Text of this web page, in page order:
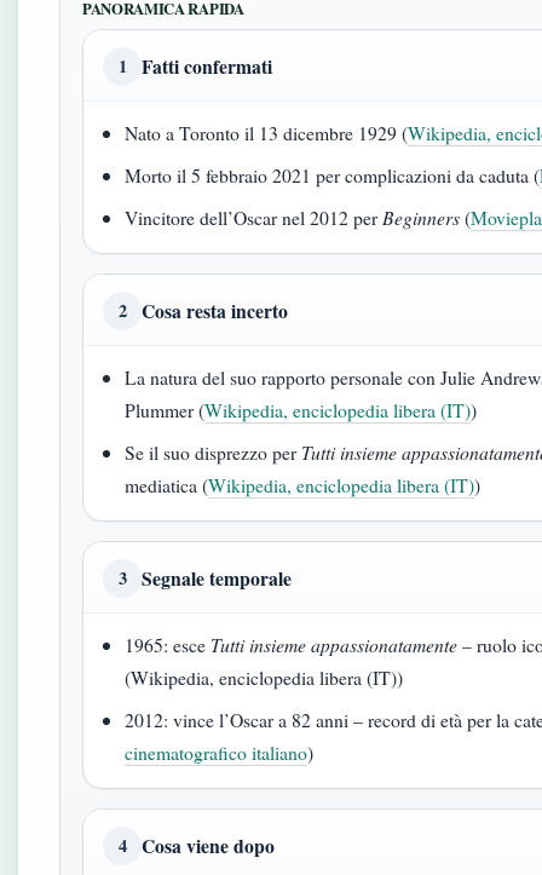
PANORAMICA RAPIDA
1 Fatti confermati
Nato a Toronto il 13 dicembre 1929 (Wikipedia,
Morto il 5 febbraio 2021 per complicazioni da caduta (
Vincitore dell’Oscar nel 2012 perBeginners(
2 Cosa resta incerto
La natura del suo rapporto personale con Julie
Plummer (Wikipedia, enciclopedia libera (IT))
Se il suo disprezzo perTutti insieme
mediatica (Wikipedia, enciclopedia libera (IT))
3 Segnale temporale
1965: esce Tutti insieme appassionatamente– ruolo
(Wikipedia, enciclopedia libera (IT))
2012: vince l’Oscar a 82 anni – record di età per la
cinematografico italiano)
4 Cosa viene dopo